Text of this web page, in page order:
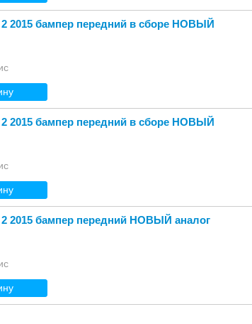
2 2015 бампер передний в сборе НОВЫЙ
2 2015 бампер передний в сборе НОВЫЙ
2 2015 бампер передний НОВЫЙ аналог